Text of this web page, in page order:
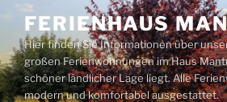
Zum
Inhalt
springen
FERIENHAUS
Hier finden Sie Informationen über
großen Ferienwohnungen im Haus
schöner ländlicher Lage liegt. Alle
modern und komfortabel ausgestattet.